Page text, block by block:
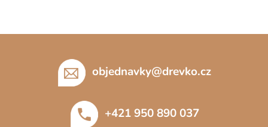
objednavky@drevko.cz
+421 950 890 037